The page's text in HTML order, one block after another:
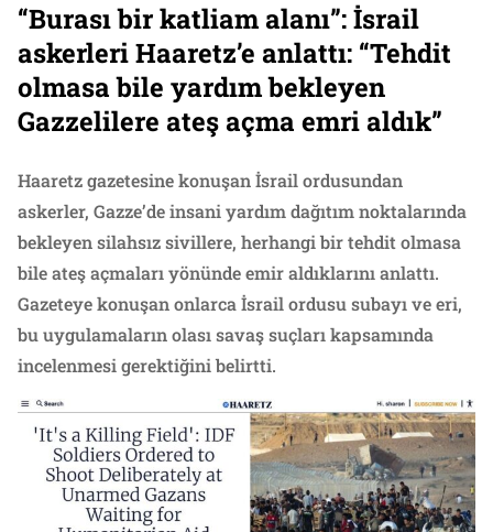
“Burası bir katliam alanı”: İsrail
askerleri Haaretz’e anlattı: “Tehdit
olmasa bile yardım bekleyen
Gazzelilere ateş açma emri aldık”
Haaretz gazetesine konuşan İsrail ordusundan
askerler, Gazze’de insani yardım dağıtım noktalarında
bekleyen silahsız sivillere, herhangi bir tehdit olmasa
bile ateş açmaları yönünde emir aldıklarını anlattı.
Gazeteye konuşan onlarca İsrail ordusu subayı ve eri,
bu uygulamaların olası savaş suçları kapsamında
incelenmesi gerektiğini belirtti.